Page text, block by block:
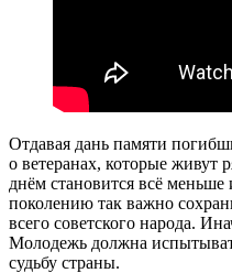
Отдавая дань памяти
о ветеранах, которые
днём становится всё
поколению так важно
всего советского народа.
Молодежь должна
судьбу страны.